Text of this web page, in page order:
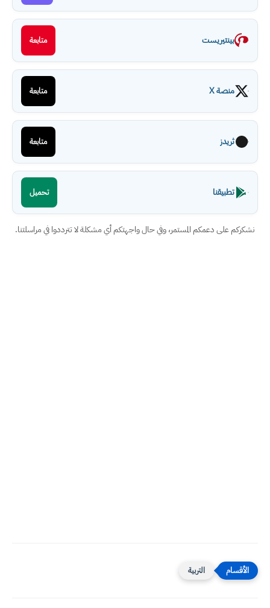
بينتيريست متابعة
منصة X متابعة
ثريدز متابعة
تطبيقنا تحميل
نشكركم على دعمكم المستمر، وفي حال واجهتكم أي مشكلة لا تترددوا في مراسلتنا.
التربية